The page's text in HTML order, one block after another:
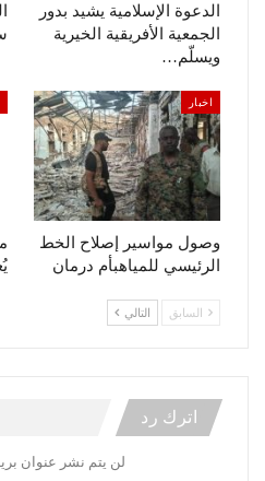
الدعوة الإسلامية يشيد بدور
الجمعية الأفريقية الخيرية
ويسلّم…
اخبار
وصول مواسير إصلاح الخط
الرئيسي للمياهبأم درمان
السابق التالي
اترك رد
لن يتم نشر عنوان